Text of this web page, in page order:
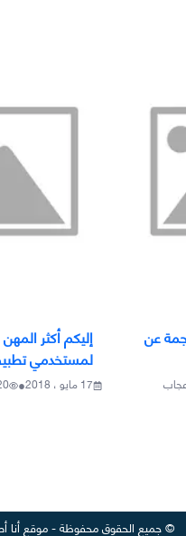
عن
إليكم أكثر
لمستخدمي
17 مايو ، 2018 •
©جميع الحقوق محفوظة-موقع أنا